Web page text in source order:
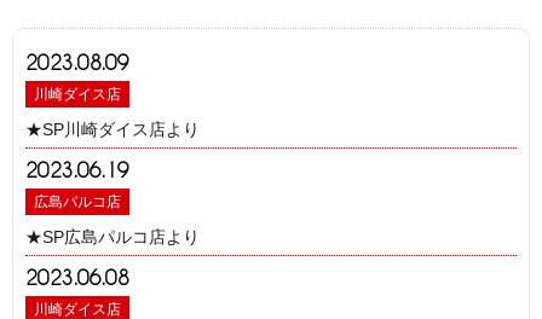
2023.08.09
川崎ダイス店
★SP川崎ダイス店より
2023.06.19
広島パルコ店
★SP広島パルコ店より
2023.06.08
川崎ダイス店